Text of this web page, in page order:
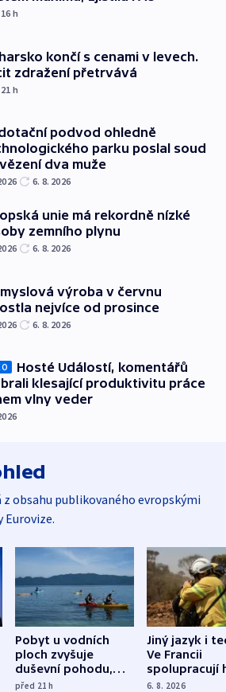
h
končí s cenami v levech.
zdražení přetrvává
h
podvod ohledně
parku poslal soud
dva muže
6. 8. 2026
unie má rekordně nízké
zemního plynu
6. 8. 2026
výroba v červnu
nejvíce od prosince
6. 8. 2026
Hosté Událostí, komentářů
klesající produktivitu práce
vlny veder
z obsahu publikovaného evropskými
Eurovize.
Pobyt u vodních
ploch zvyšuje
duševní pohodu,
ukázala
před 21h
Jiný jazyk i
Ve Francii
spolupracují
různých zemí
6. 8. 2026